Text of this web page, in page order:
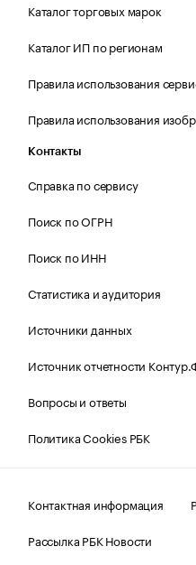
Каталог торговых марок
Каталог ИП по регионам
Правила использования
Правила использования
Контакты
Справка по сервису
Поиск по ОГРН
Поиск по ИНН
Статистика и аудитория
Источники данных
Источник отчетности
Вопросы и ответы
Политика Cookies РБК
Контактная информация
Рассылка РБК Новости